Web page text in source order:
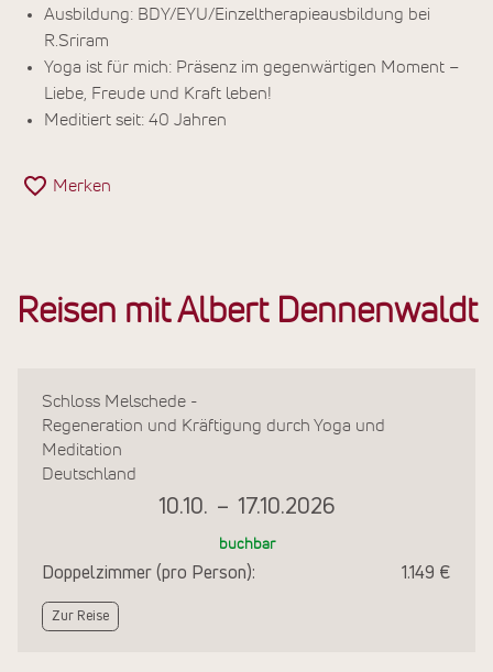
Ausbildung: BDY/EYU/Einzeltherapieausbildung bei
R.Sriram
Yoga ist für mich: Präsenz im gegenwärtigen Moment –
Liebe, Freude und Kraft leben!
Meditiert seit: 40 Jahren
Merken
Reisen mit Albert Dennenwaldt
Schloss Melschede -
Regeneration und Kräftigung durch Yoga und
Meditation
Deutschland
10.10. – 17.10.2026
buchbar
Doppelzimmer (pro Person): 1.149 €
Zur Reise